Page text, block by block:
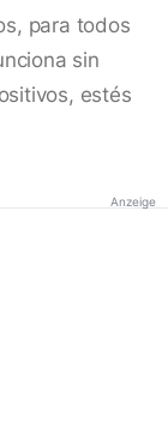
para todos
sin
estés
Anzeige